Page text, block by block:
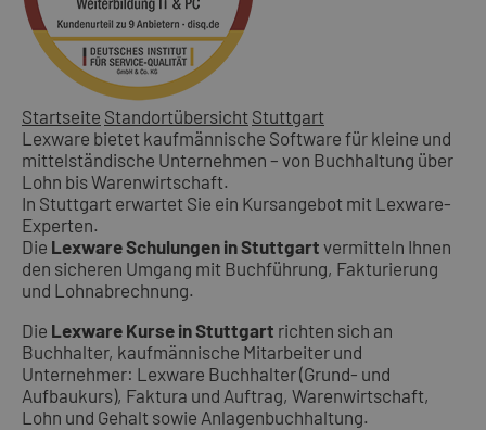
Startseite Standortübersicht Stuttgart
Lexware bietet kaufmännische Software für kleine und
mittelständische Unternehmen – von Buchhaltung über
Lohn bis Warenwirtschaft.
In Stuttgart erwartet Sie ein Kursangebot mit Lexware-
Experten.
Die Lexware Schulungen in Stuttgart vermitteln Ihnen
den sicheren Umgang mit Buchführung, Fakturierung
und Lohnabrechnung.
Die Lexware Kurse in Stuttgart richten sich an
Buchhalter, kaufmännische Mitarbeiter und
Unternehmer: Lexware Buchhalter (Grund- und
Aufbaukurs), Faktura und Auftrag, Warenwirtschaft,
Lohn und Gehalt sowie Anlagenbuchhaltung.